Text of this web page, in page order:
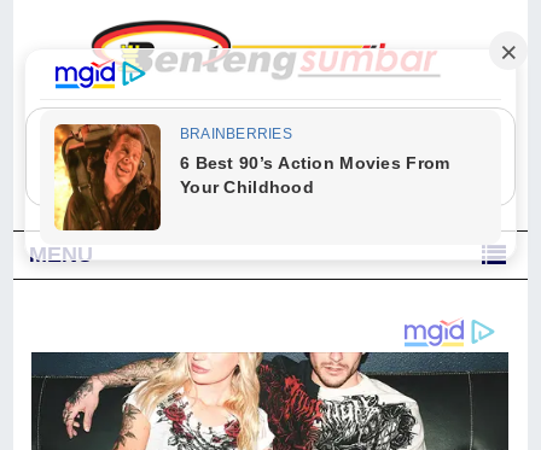
"Sesungguhnya Allah dan para malaikat-Nya berselawat untuk Nabi.
Wahai orang-orang yang beriman, berselawatlah kamu untuk Nabi dan
ucapkanlah salam dengan penuh penghormatan kepadanya." (Qs. Al
Ahzab Ayat 56)
MENU